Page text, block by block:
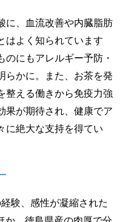
に、血流改善や内臓脂肪
はよく知られています
のにもアレルギー予防・
らかに。また、お茶を発
整える働きから免疫力強
果が期待され、健康でア
に絶大な支持を得てい
験、感性が凝縮された